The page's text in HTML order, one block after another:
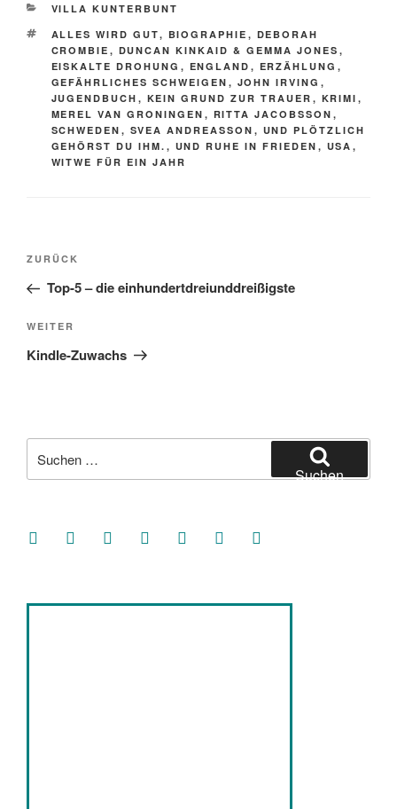
KATEGORIEN
VILLA KUNTERBUNT
SCHLAGWÖRTER
ALLES WIRD GUT, BIOGRAPHIE , DEBORAH
CROMBIE , DUNCAN KINKAID & GEMMA JONES ,
EISKALTE DROHUNG , ENGLAND , ERZÄHLUNG ,
GEFÄHRLICHES SCHWEIGEN , JOHN IRVING ,
JUGENDBUCH , KEIN GRUND ZUR TRAUER , KRIMI ,
MEREL VAN GRONINGEN , RITTA JACOBSSON ,
SCHWEDEN , SVEA ANDREASSON , UND PLÖTZLICH
GEHÖRST DU IHM. , UND RUHE IN FRIEDEN , USA ,
WITWE FÜR EIN JAHR
Beitragsnavigation
Vorheriger
Beitrag
ZURÜCK
Top-5 – die einhundertdreiunddreißigste
Nächster
Beitrag
WEITER
Kindle-Zuwachs
nach:
Suchen
facebooksoundcloud
twitter mastodoninstagramthreads goodreads